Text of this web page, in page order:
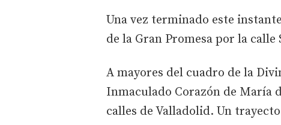
Una vez terminado este
de la Gran Promesa por la calle
A mayores del cuadro de la
Inmaculado Corazón de María
calles de Valladolid. Un